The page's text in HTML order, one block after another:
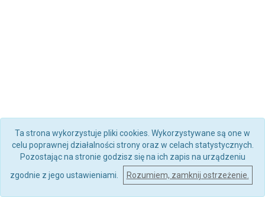
Ta strona wykorzystuje pliki cookies. Wykorzystywane są one w
celu poprawnej działalności strony oraz w celach statystycznych.
Pozostając na stronie godzisz się na ich zapis na urządzeniu
zgodnie z jego ustawieniami.
Rozumiem, zamknij ostrzeżenie.